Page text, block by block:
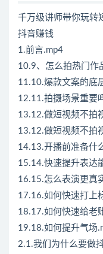
千万级讲师带你玩转
抖音赚钱
1.前言.mp4
10.9、怎么拍热门作
11.10.爆款文案的底
12.11.拍摄场景重要
13.12.做短视频不拍
13.12.做短视频不拍
14.13.开播前准备什
15.14.快速提升表达
16.15.怎么表演更真
17.16.如何快速打上
18.17.如何快速给老
19.18.如何提升气场
2.1.我们为什么要做